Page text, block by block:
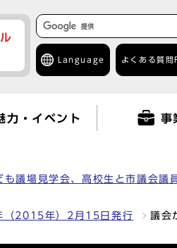
Language よくある質問
力・イベント 事
議場見学会、高校生と市議会
2015年）2月15日発行 議会